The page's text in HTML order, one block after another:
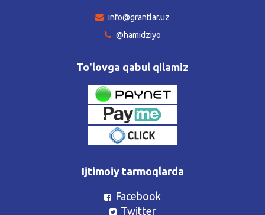
info@grantlar.uz
@hamidziyo
To'lovga qabul qilamiz
Ijtimoiy tarmoqlarda
Facebook
Twitter